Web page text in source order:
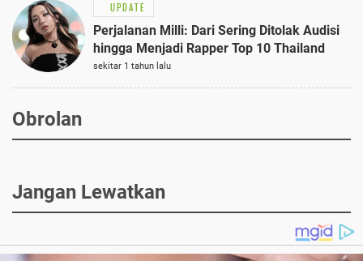
UPDATE
Perjalanan Milli: Dari Sering Ditolak Audisi
hingga Menjadi Rapper Top 10 Thailand
sekitar 1 tahun lalu
Obrolan
Jangan Lewatkan